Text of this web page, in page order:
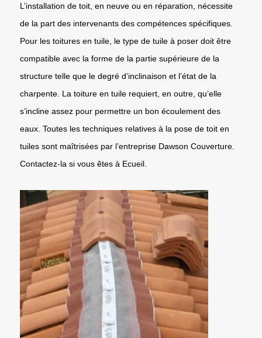
L’installation de toit, en neuve ou en réparation, nécessite
de la part des intervenants des compétences spécifiques.
Pour les toitures en tuile, le type de tuile à poser doit être
compatible avec la forme de la partie supérieure de la
structure telle que le degré d’inclinaison et l’état de la
charpente. La toiture en tuile requiert, en outre, qu’elle
s’incline assez pour permettre un bon écoulement des
eaux. Toutes les techniques relatives à la pose de toit en
tuiles sont maîtrisées par l’entreprise Dawson Couverture.
Contactez-la si vous êtes à Ecueil.